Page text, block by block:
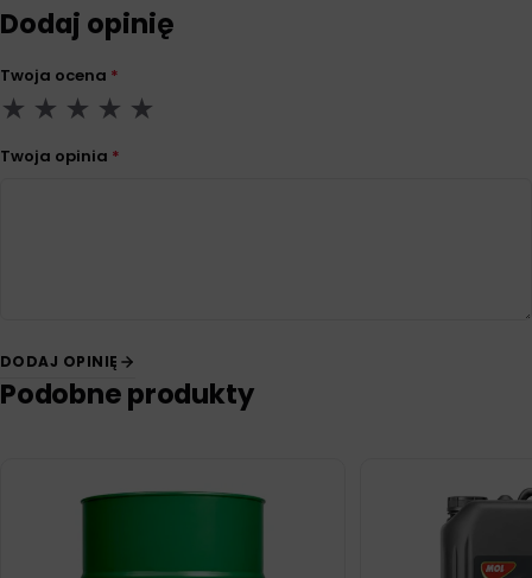
Dodaj opinię
Twoja ocena *
Twoja opinia *
DODAJ OPINIĘ
Podobne produkty